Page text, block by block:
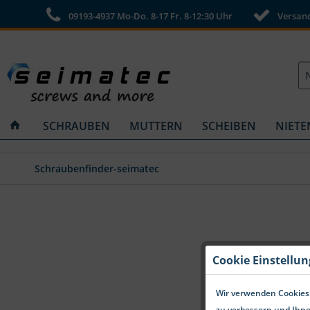
09193-4937 Mo-Do. 8-17 Fr. 8-12:30 Uhr
SCHRAUBEN MUTTERN SCHEIBEN
Schraubenfinder-seimatec
Cookie
Wir verwenden